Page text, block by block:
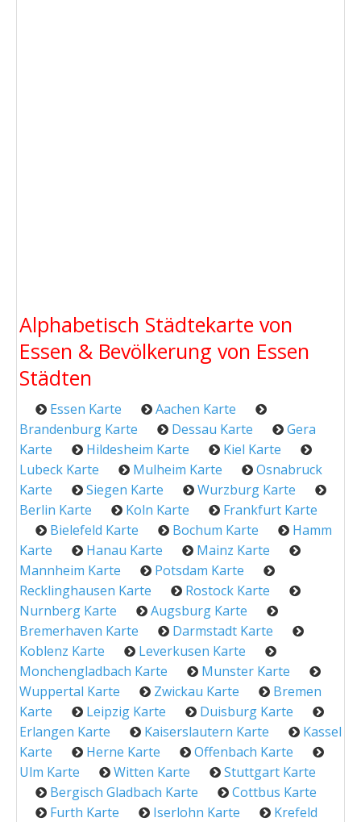
Alphabetisch Städtekarte von
Essen & Bevölkerung von Essen
Städten
Essen Karte
Aachen Karte
Brandenburg Karte
Dessau Karte
Gera
Karte
Hildesheim Karte
Kiel Karte
Lubeck Karte
Mulheim Karte
Osnabruck
Karte
Siegen Karte
Wurzburg Karte
Berlin Karte
Koln Karte
Frankfurt Karte
Bielefeld Karte
Bochum Karte
Hamm
Karte
Hanau Karte
Mainz Karte
Mannheim Karte
Potsdam Karte
Recklinghausen Karte
Rostock Karte
Nurnberg Karte
Augsburg Karte
Bremerhaven Karte
Darmstadt Karte
Koblenz Karte
Leverkusen Karte
Monchengladbach Karte
Munster Karte
Wuppertal Karte
Zwickau Karte
Bremen
Karte
Leipzig Karte
Duisburg Karte
Erlangen Karte
Kaiserslautern Karte
Kassel
Karte
Herne Karte
Offenbach Karte
Ulm Karte
Witten Karte
Stuttgart Karte
Bergisch Gladbach Karte
Cottbus Karte
Furth Karte
Iserlohn Karte
Krefeld